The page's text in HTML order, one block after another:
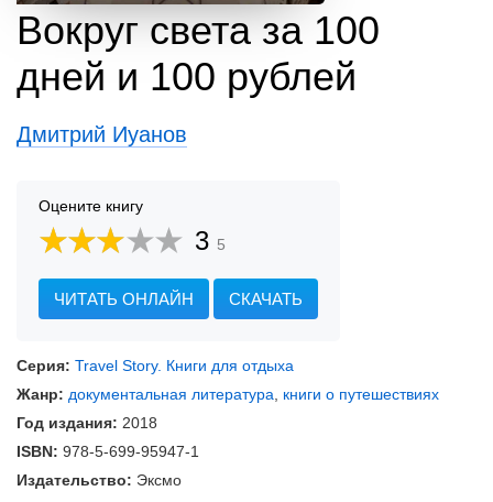
Вокруг света за 100
дней и 100 рублей
Дмитрий Иуанов
Оцените книгу
3 5
ЧИТАТЬ ОНЛАЙН СКАЧАТЬ
Серия: Travel Story. Книги для отдыха
Жанр: документальная литература
книги о путешествиях
Год издания: 2018
ISBN: 978-5-699-95947-1
Издательство: Эксмо